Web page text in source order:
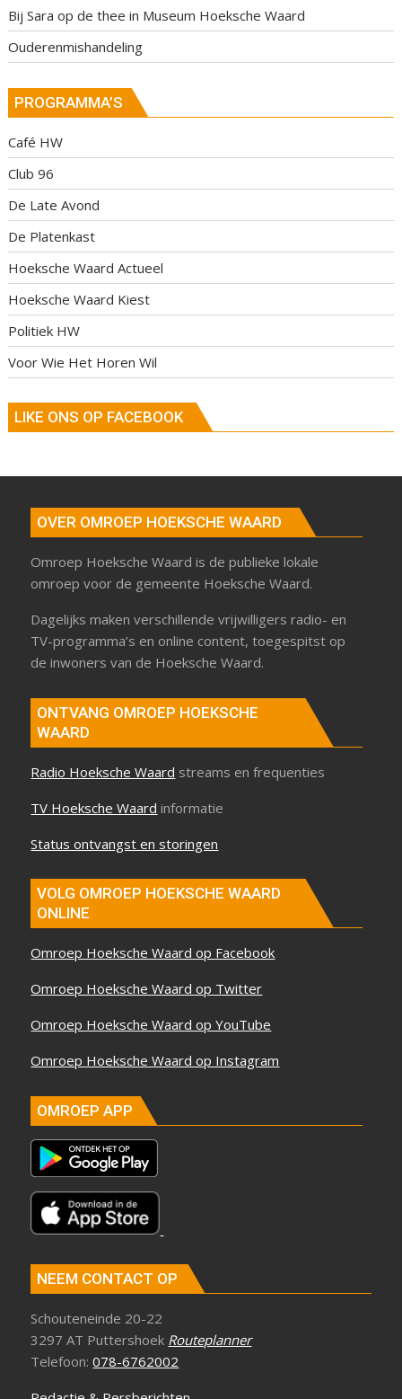
Bij Sara op de thee in Museum Hoeksche Waard
Ouderenmishandeling
PROGRAMMA’S
Café HW
Club 96
De Late Avond
De Platenkast
Hoeksche Waard Actueel
Hoeksche Waard Kiest
Politiek HW
Voor Wie Het Horen Wil
LIKE ONS OP FACEBOOK
OVER OMROEP HOEKSCHE WAARD
Omroep Hoeksche Waard is de publieke lokale
omroep voor de gemeente Hoeksche Waard.
Dagelijks maken verschillende vrijwilligers radio- en
TV-programma’s en online content, toegespitst op
de inwoners van de Hoeksche Waard.
ONTVANG OMROEP HOEKSCHE
WAARD
Radio Hoeksche Waard streams en frequenties
TV Hoeksche Waard informatie
Status ontvangst en storingen
VOLG OMROEP HOEKSCHE WAARD
ONLINE
Omroep Hoeksche Waard op Facebook
Omroep Hoeksche Waard op Twitter
Omroep Hoeksche Waard op YouTube
Omroep Hoeksche Waard op Instagram
OMROEP APP
NEEM CONTACT OP
Schouteneinde 20-22
3297 AT Puttershoek Routeplanner
Telefoon:078-6762002